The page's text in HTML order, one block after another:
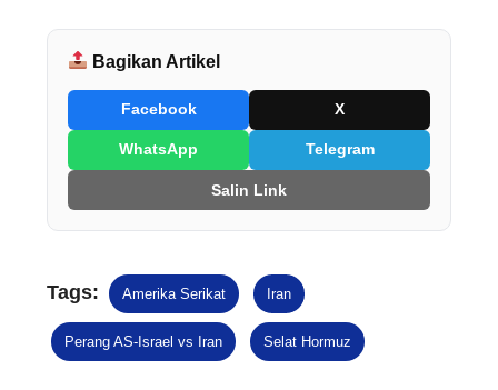
Bagikan Artikel
Facebook X
WhatsApp Telegram
Salin Link
Tags: Amerika Serikat Iran
Perang AS-Israel vs Iran Selat Hormuz